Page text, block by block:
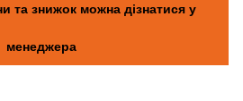
та знижок можна дізнатися у
менеджера